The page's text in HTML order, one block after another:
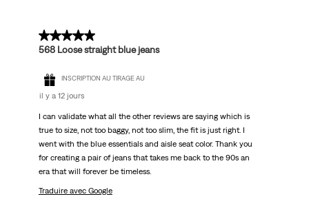
5 sur 5 étoiles.
568 Loose straight blue jeans
INSCRIPTION AU TIRAGE AU
il y a 12 jours
I can validate what all the other reviews are saying which is
true to size, not too baggy, not too slim, the fit is just right. I
went with the blue essentials and aisle seat color. Thank you
for creating a pair of jeans that takes me back to the 90s an
era that will forever be timeless.
Traduire avec Google